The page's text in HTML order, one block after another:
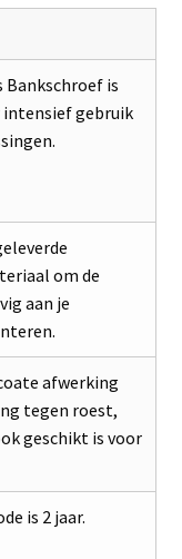
Bankschroef is
gebruik
om de
aan je
afwerking
tegen roest,
geschikt is voor
is 2 jaar.